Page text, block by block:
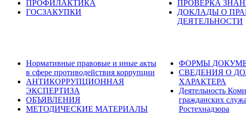
ПРОФИЛАКТИКА
ГОСЗАКУПКИ
ПРОВЕРКА
ДОКЛАДЫ О
ДЕЯТЕЛЬНОСТИ
Нормативные правовые и иные акты
в сфере противодействия коррупции
АНТИКОРРУПЦИОННАЯ
ЭКСПЕРТИЗА
ОБЪЯВЛЕНИЯ
МЕТОДИЧЕСКИЕ МАТЕРИАЛЫ
ФОРМЫ
СВЕДЕНИЯ О
ХАРАКТЕРА
Деятельность
гражданских
Ростехнадзора